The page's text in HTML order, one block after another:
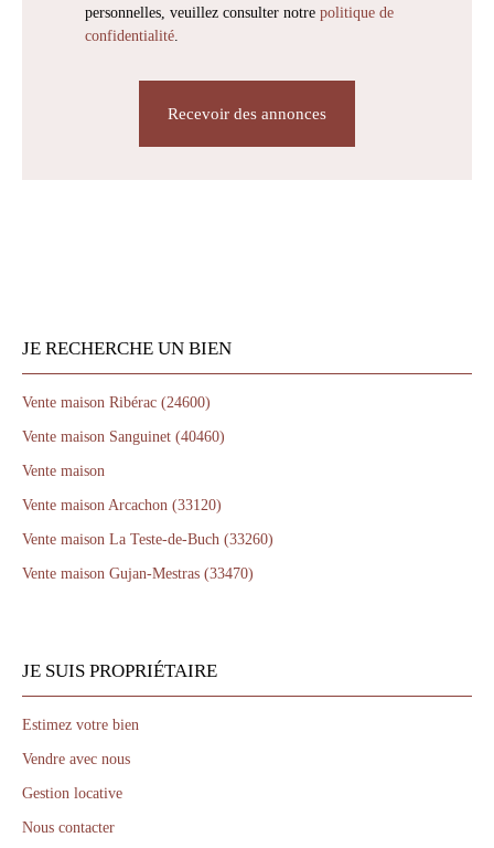
personnelles, veuillez consulter notre politique de
confidentialité
Recevoir des annonces
JE RECHERCHE UN BIEN
Vente maison Ribérac (24600)
Vente maison Sanguinet (40460)
Vente maison
Vente maison Arcachon (33120)
Vente maison La Teste-de-Buch (33260)
Vente maison Gujan-Mestras (33470)
JE SUIS PROPRIÉTAIRE
Estimez votre bien
Vendre avec nous
Gestion locative
Nous contacter